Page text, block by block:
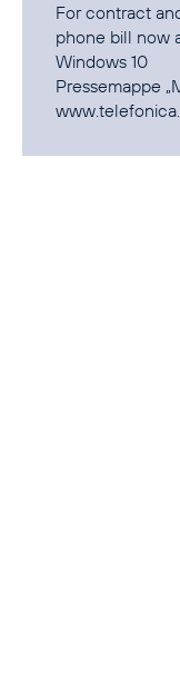
For contract
phone bill now
Windows 10
Pressemappe